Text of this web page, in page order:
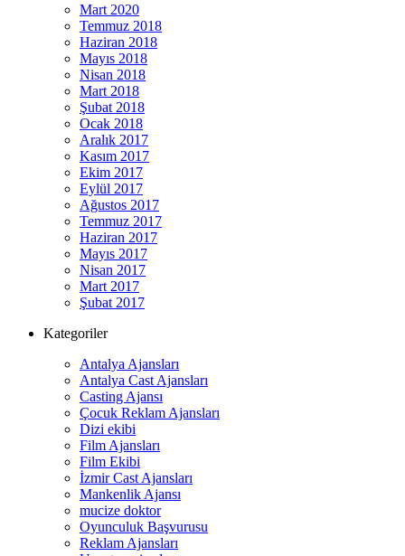
Mart 2020
Temmuz 2018
Haziran 2018
Mayıs 2018
Nisan 2018
Mart 2018
Şubat 2018
Ocak 2018
Aralık 2017
Kasım 2017
Ekim 2017
Eylül 2017
Ağustos 2017
Temmuz 2017
Haziran 2017
Mayıs 2017
Nisan 2017
Mart 2017
Şubat 2017
Kategoriler
Antalya Ajansları
Antalya Cast Ajansları
Casting Ajansı
Çocuk Reklam Ajansları
Dizi ekibi
Film Ajansları
Film Ekibi
İzmir Cast Ajansları
Mankenlik Ajansı
mucize doktor
Oyunculuk Başvurusu
Reklam Ajansları